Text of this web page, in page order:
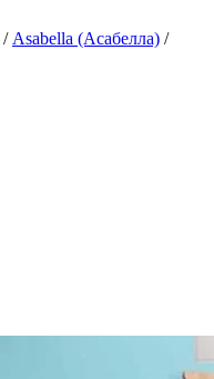
/ Asabella (Асабелла) /